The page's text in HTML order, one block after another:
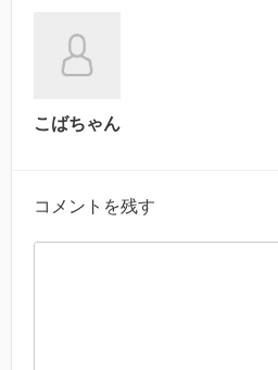
こばちゃん
コメントを残す